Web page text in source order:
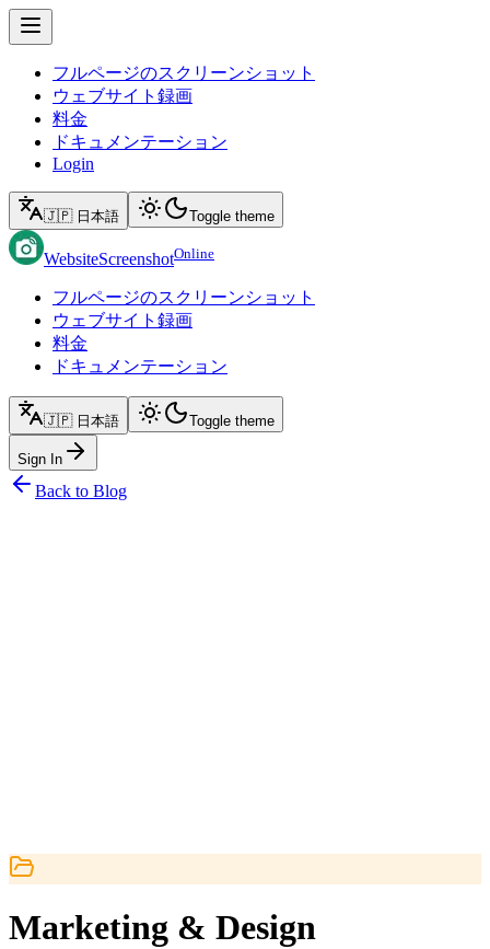
フルページのスクリーンショット
ウェブサイト録画
料金
ドキュメンテーション
Login
🇯🇵 日本語 Toggle theme
WebsiteScreenshotOnline
フルページのスクリーンショット
ウェブサイト録画
料金
ドキュメンテーション
🇯🇵 日本語 Toggle theme
Sign In
Back to Blog
Marketing & Design